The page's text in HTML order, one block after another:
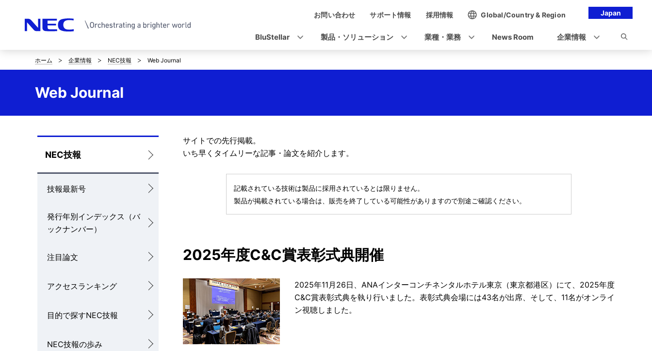
Japan
ゲ
ー
お問い合わせ サポート情報 採用情報 Global/Country & Region
BluStellar 製品・ソリューション 業種・業務 News Room 企業情報
サ
イ
の
現
在
ホーム 企業情報 NEC技報 Web Journal
Web Journal
ロ
ー
カ
ル
ナ
ー
ン
NEC技報
技報最新号
発行年別インデックス（バ
ックナンバー）
注目論文
アクセスランキング
目的で探すNEC技報
NEC技報の歩み
サイトでの先行掲載。
いち早くタイムリーな記事・論文を紹介します。
記載されている技術は製品に採用されているとは限りません。
製品が掲載されている場合は、販売を終了している可能性がありますので別途ご確認ください。
2025年度C&C賞表彰式典開催
2025年11月26日、ANAインターコンチネンタルホテル東京（東京都港区）にて、2025年度
C&C賞表彰式典を執り行いました。表彰式典会場には43名が出席、そして、11名がオンライ
ン視聴しました。